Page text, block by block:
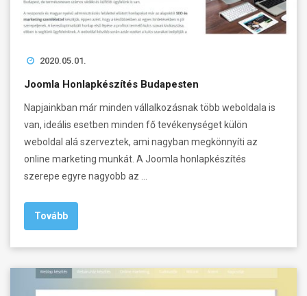
2020.05.01.
Joomla Honlapkészítés Budapesten
Napjainkban már minden vállalkozásnak több weboldala is
van, ideális esetben minden fő tevékenységet külön
weboldal alá szerveztek, ami nagyban megkönnyíti az
online marketing munkát. A Joomla honlapkészítés
szerepe egyre nagyobb az …
Tovább